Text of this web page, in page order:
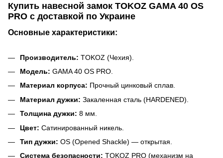
Купить навесной замок TOKOZ GAMA 40 OS
PRO с доставкой по Украине
Основные характеристики:
Производитель: TOKOZ (Чехия).
Модель: GAMA 40 OS PRO.
Материал корпуса: Прочный цинковый сплав.
Материал дужки: Закаленная сталь (HARDENED).
Толщина дужки: 8 мм.
Цвет: Сатинированный никель.
Тип дужки: OS (Opened Shackle) — открытая.
Система безопасности: TOKOZ PRO (механизм на